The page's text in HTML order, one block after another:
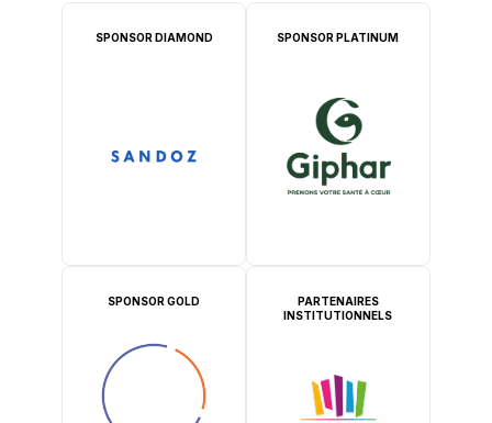
SPONSOR DIAMOND SPONSOR PLATINUM
SPONSOR GOLD
PARTENAIRES
INSTITUTIONNELS